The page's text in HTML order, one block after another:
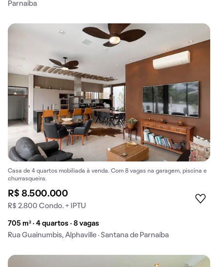
Parnaíba
Casa de 4 quartos mobiliada à venda. Com 8 vagas na garagem, piscina e
churrasqueira.
R$ 8.500.000
R$ 2.800 Condo. + IPTU
705 m² · 4 quartos · 8 vagas
Rua Guainumbis, Alphaville · Santana de Parnaíba